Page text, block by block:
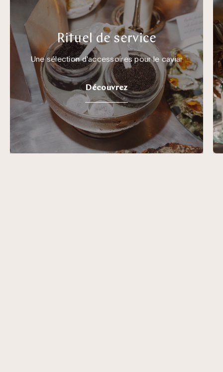
Rituel de service
Une sélection d'accessoires pour le caviar
Découvrez